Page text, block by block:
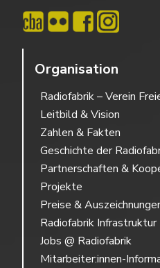
Organisation
Radiofabrik – Verein
Leitbild & Vision
Zahlen & Fakten
Geschichte der
Partnerschaften &
Projekte
Preise &
Radiofabrik Infrastruktur
Jobs @ Radiofabrik
Mitarbeiter:innen-